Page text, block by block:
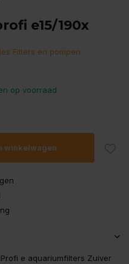
e15/190x
Filters en pompen
op voorraad
winkelwagen
e aquariumfilters Zuiver